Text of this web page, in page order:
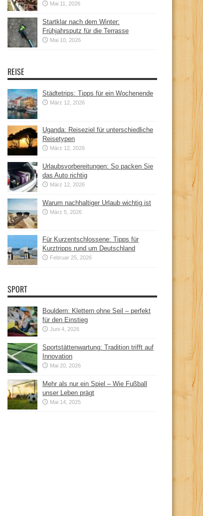
Mai 11, 2026
Startklar nach dem Winter:
Frühjahrsputz für die Terrasse
Mai 10, 2026
REISE
Städtetrips: Tipps für ein Wochenende
März 12, 2026
Uganda: Reiseziel für unterschiedliche
Reisetypen
März 12, 2026
Urlaubsvorbereitungen: So packen Sie
das Auto richtig
März 12, 2026
Warum nachhaltiger Urlaub wichtig ist
März 5, 2026
Für Kurzentschlossene: Tipps für
Kurztripps rund um Deutschland
Februar 25, 2026
SPORT
Bouldern: Klettern ohne Seil – perfekt
für den Einstieg
Juni 4, 2026
Sportstättenwartung: Tradition trifft auf
Innovation
Mai 20, 2026
Mehr als nur ein Spiel – Wie Fußball
unser Leben prägt
Mai 14, 2025